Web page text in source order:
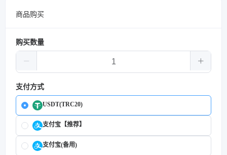
商品购买
购买数量
支付方式
USDT(TRC20)
支付宝【推荐】
支付宝(备用)